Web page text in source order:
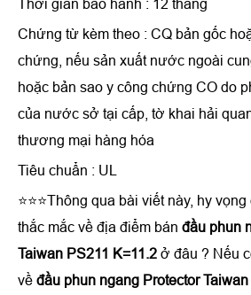
Thời gian bảo hành : 12 tháng
Chứng từ kèm theo : CQ bản gốc
chứng, nếu sản xuất nước ngoài
hoặc bản sao y công chứng CO do
của nước sở tại cấp, tờ khai hải
thương mại hàng hóa
Tiêu chuẩn : UL
⭐⭐⭐Thông qua bài viết này, hy
thắc mắc về địa điểm bán đầu phun
Taiwan PS211 K=11.2 ở đâu ? Nếu
về đầu phun ngang Protector Taiwan